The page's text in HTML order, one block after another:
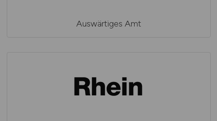
Auswärtiges Amt